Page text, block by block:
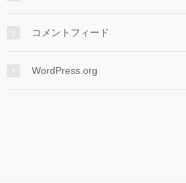
コメントフィード
WordPress.org